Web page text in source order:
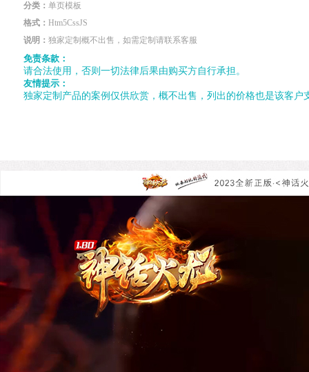
分类： 单页模板
格式： Htm5CssJS
说明： 独家定制概不出售，如需定制请联系客服
免责条款：
请合法使用，否则一切法律后果由购买方自行承担。
友情提示：
独家定制产品的案例仅供欣赏，概不出售，列出的价格也是该客户